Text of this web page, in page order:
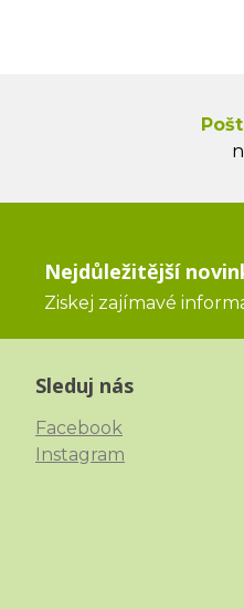
Nejdůležitější
Ziskej zajímavé
Sleduj nás
Facebook
Instagram